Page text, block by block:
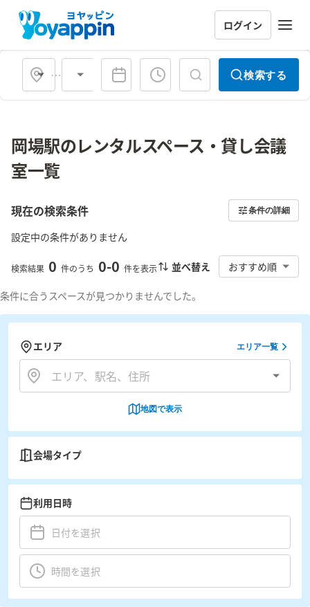
ログイン
会場タイプ 検索する
岡場駅のレンタルスペース・貸し会議
室一覧
現在の検索条件 条件の詳細
設定中の条件がありません
検索結果 0 件のうち 0-0 件を表示 並べ替え おすすめ順
条件に合うスペースが見つかりませんでした。
エリア エリア一覧
地図で表示
会場タイプ
利用日時